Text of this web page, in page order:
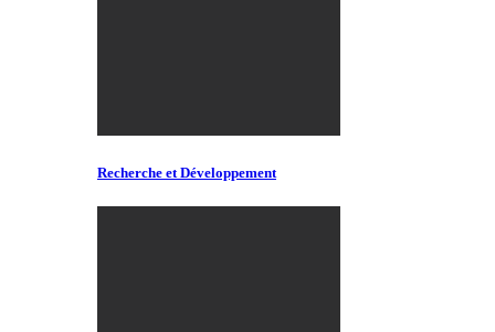
Recherche et Développement